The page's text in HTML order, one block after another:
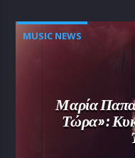
MUSIC NEWS
Μαρία
Τώρα»: